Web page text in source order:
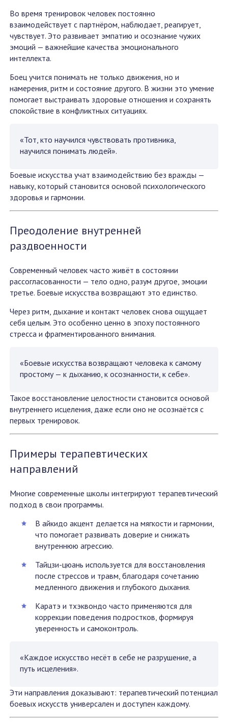
Во время тренировок человек постоянно
взаимодействует с партнёром, наблюдает, реагирует,
чувствует. Это развивает эмпатию и осознание чужих
эмоций — важнейшие качества эмоционального
интеллекта.
Боец учится понимать не только движения, но и
намерения, ритм и состояние другого. В жизни это умение
помогает выстраивать здоровые отношения и сохранять
спокойствие в конфликтных ситуациях.
«Тот, кто научился чувствовать противника,
научился понимать людей».
Боевые искусства учат взаимодействию без вражды —
навыку, который становится основой психологического
здоровья и гармонии.
Преодоление внутренней
раздвоенности
Современный человек часто живёт в состоянии
рассогласованности — тело одно, разум другое, эмоции
третье. Боевые искусства возвращают это единство.
Через ритм, дыхание и контакт человек снова ощущает
себя целым. Это особенно ценно в эпоху постоянного
стресса и фрагментированного внимания.
«Боевые искусства возвращают человека к самому
простому — к дыханию, к осознанности, к себе».
Такое восстановление целостности становится основой
внутреннего исцеления, даже если оно не осознаётся с
первых тренировок.
Примеры терапевтических
направлений
Многие современные школы интегрируют терапевтический
подход в свои программы.
В айкидо акцент делается на мягкости и гармонии,
что помогает развивать доверие и снижать
внутреннюю агрессию.
Тайцзи-цюань используется для восстановления
после стрессов и травм, благодаря сочетанию
медленного движения и глубокого дыхания.
Каратэ и тхэквондо часто применяются для
коррекции поведения подростков, формируя
уверенность и самоконтроль.
«Каждое искусство несёт в себе не разрушение, а
путь исцеления».
Эти направления доказывают: терапевтический потенциал
боевых искусств универсален и доступен каждому.